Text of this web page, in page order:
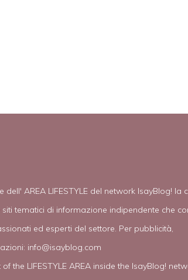
AREA LIFESTYLE del network IsayBlog! la
tematici di informazione indipendente che
ed esperti del settore. Per pubblicità,
info@isayblog.com
the LIFESTYLE AREA inside the IsayBlog!